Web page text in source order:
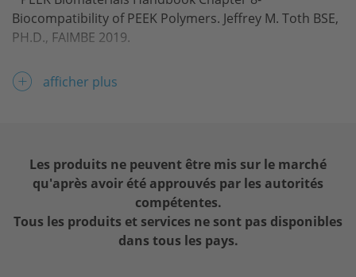
Biocompatibility of PEEK Polymers. Jeffrey M. Toth BSE,
PH.D., FAIMBE 2019.
Data on file at Invibio Biomaterial SolutionsTM.
Stimmelmayer et al. (2022)
afficher plus
Les produits ne peuvent être mis sur le marché
qu'après avoir été approuvés par les autorités
compétentes.
Tous les produits et services ne sont pas disponibles
dans tous les pays.